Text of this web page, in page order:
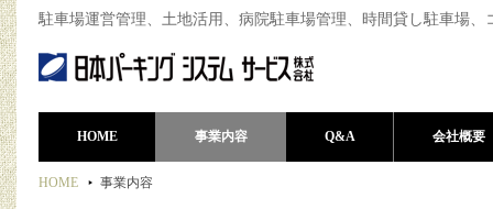
駐車場運営管理、土地活用、病院駐車場管理、時間貸し駐車場
HOME 事業内容 Q&A 会社概要
HOME 事業内容